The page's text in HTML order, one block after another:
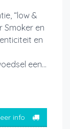
“low &
Smoker en
en
een...
info